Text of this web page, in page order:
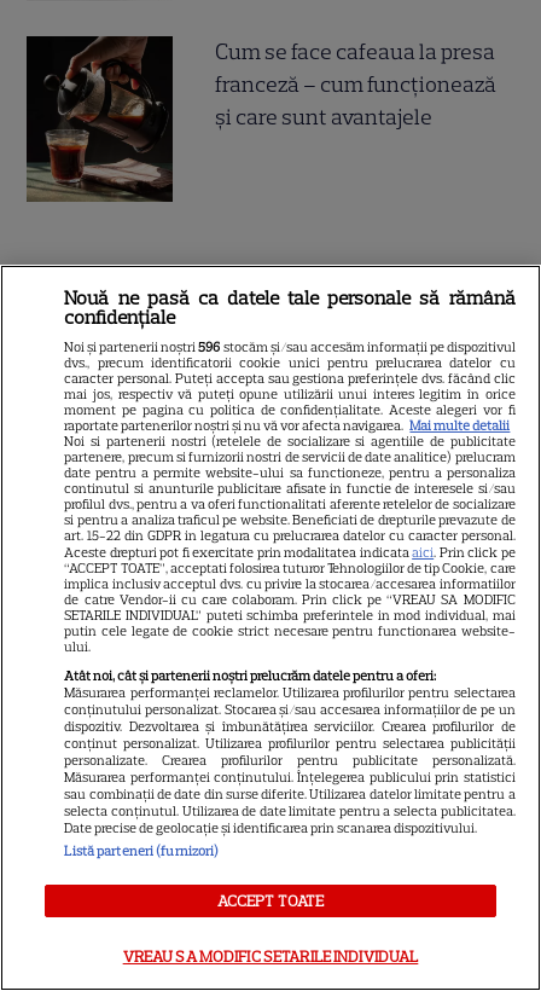
Cum se face cafeaua la presa
franceză – cum funcționează
și care sunt avantajele
ALTE ARTICOLE
INTERESANTE
5
CINEMA
Eli Roth revine cu „Omul cu
înghețata mortală”. Filmul
horror în care copiii devin
criminali după ce mănâncă
înghețată
11
VEDETE STRĂINE
„Povestea peștelui posac”,
aventura animată inspirată
dintr-un bestseller The New
York Times, ajunge în
cinematografe pe 7 august
NETFLIX
Robert De Niro, „Nosferatu” și
Nouă ne pasă ca datele tale personale să rămână
confidențiale
Noi și partenerii noștri596 stocăm și/sau accesăm informații pe dispozitivul
dvs., precum identificatorii cookie unici pentru prelucrarea datelor cu
caracter personal. Puteți accepta sau gestiona preferințele dvs. făcând clic
mai jos, respectiv vă puteți opune utilizării unui interes legitim în orice
moment pe pagina cu politica de confidențialitate. Aceste alegeri vor fi
raportate partenerilor noștri și nu vă vor afecta navigarea. Mai multe detalii
Noi si partenerii nostri (retelele de socializare si agentiile de publicitate
partenere, precum si furnizorii nostri de servicii de date analitice) prelucram
date pentru a permite website-ului sa functioneze, pentru a personaliza
continutul si anunturile publicitare afisate in functie de interesele si/sau
profilul dvs., pentru a va oferi functionalitati aferente retelelor de socializare
si pentru a analiza traficul pe website. Beneficiati de drepturile prevazute de
art. 15-22 din GDPR in legatura cu prelucrarea datelor cu caracter personal.
Aceste drepturi pot fi exercitate prin modalitatea indicataaici. Prin click pe
“ACCEPT TOATE”, acceptati folosirea tuturor Tehnologiilor de tip Cookie, care
implica inclusiv acceptul dvs. cu privire la stocarea/accesarea informatiilor
de catre Vendor-ii cu care colaboram. Prin click pe “VREAU SA MODIFIC
SETARILE INDIVIDUAL” puteti schimba preferintele in mod individual, mai
putin cele legate de cookie strict necesare pentru functionarea website-
ului.
Atât noi, cât și partenerii noștri prelucrăm datele pentru a oferi:
Măsurarea performanței reclamelor. Utilizarea profilurilor pentru selectarea
conținutului personalizat. Stocarea și/sau accesarea informațiilor de pe un
dispozitiv. Dezvoltarea și îmbunătățirea serviciilor. Crearea profilurilor de
conținut personalizat. Utilizarea profilurilor pentru selectarea publicității
personalizate. Crearea profilurilor pentru publicitate personalizată.
Măsurarea performanței conținutului. Înțelegerea publicului prin statistici
sau combinații de date din surse diferite. Utilizarea datelor limitate pentru a
selecta conținutul. Utilizarea de date limitate pentru a selecta publicitatea.
Date precise de geolocație și identificarea prin scanarea dispozitivului.
Listă parteneri (furnizori)
ACCEPT TOATE
VREAU SA MODIFIC SETARILE INDIVIDUAL